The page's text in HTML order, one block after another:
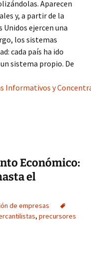
Aparecen
y, a partir de la
Unidos ejercen una
los sistemas
cada país ha ido
sistema propio. De
Informativos y
Económico:
el
de empresas
, precursores